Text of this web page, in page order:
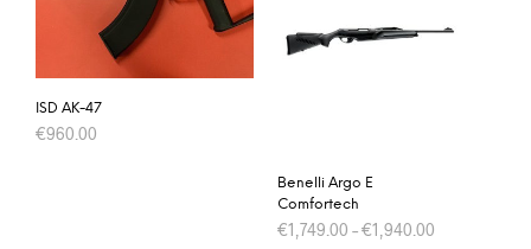
ISD AK-47
€960.00
Benelli Argo E
Comfortech
€1,749.00 –€1,940.00